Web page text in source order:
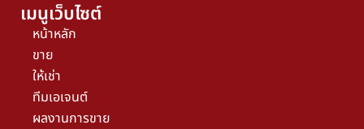
เมนูเว็บไซต์
หน้าหลัก
ขาย
ให้เช่า
ทีมเอเจนต์
ผลงานการขาย